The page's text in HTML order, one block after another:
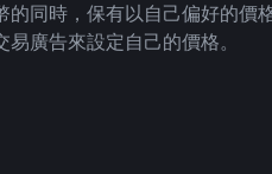
的同時，保有以自己偏好的價
廣告來設定自己的價格。